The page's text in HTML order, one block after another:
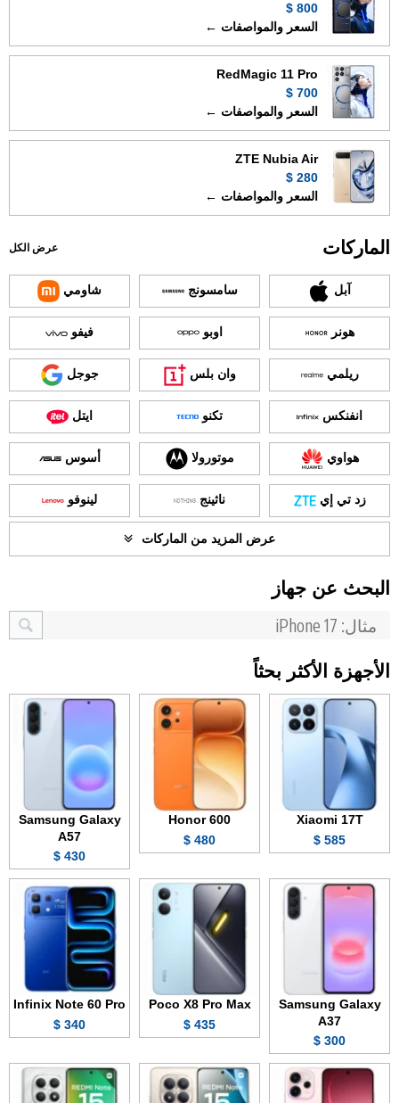
800 $
السعر والمواصفات ←
RedMagic 11 Pro
700 $
السعر والمواصفات ←
ZTE Nubia Air
280 $
السعر والمواصفات ←
الماركات عرض الكل
آبل سامسونج شاومي
هونر اوبو فيفو
ريلمي وان بلس جوجل
انفنكس تكنو ايتل
هواوي موتورولا أسوس
زد تي إي ناثينج لينوفو
عرض المزيد من الماركات
البحث عن جهاز
الأجهزة الأكثر بحثاً
Xiaomi 17T
585 $
Honor 600
480 $
Samsung Galaxy
A57
430 $
Samsung Galaxy
A37
300 $
Poco X8 Pro Max
435 $
Infinix Note 60 Pro
340 $